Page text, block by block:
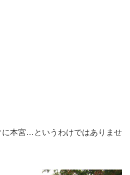
に本宮…というわけではありませ